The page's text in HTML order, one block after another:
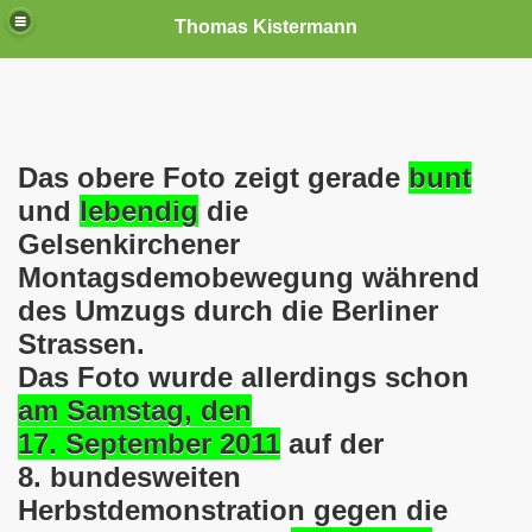
Thomas Kistermann
Das obere Foto zeigt gerade bunt
und lebendig die
Gelsenkirchener
Montagsdemobewegung während
des Umzugs durch die Berliner
Strassen.
Das Foto wurde allerdings schon
am Samstag, den
17. September 2011 auf der
8. bundesweiten
Herbstdemonstration gegen die
Ideen und Anregungen!
jeweils am 01.09.1991 (21 Jahre jung ) und am
Todzy hat acht Kinder - sehen darf die junge Mutter
Gelsenkirchen-Buer mit der Sachkundeprüfung nach §
Bewegung steht mit voller Solidarität hinter Thomas